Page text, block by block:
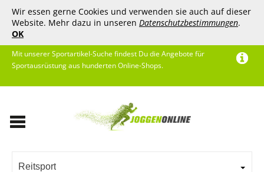
Wir essen gerne Cookies und verwenden sie auch auf dieser
Website. Mehr dazu in unseren Datenschutzbestimmungen.
OK
Mit unserer Sportartikel-Suche findest Du die Angebote für
Sportausrüstung aus hunderten Online-Shops.
Reitsport